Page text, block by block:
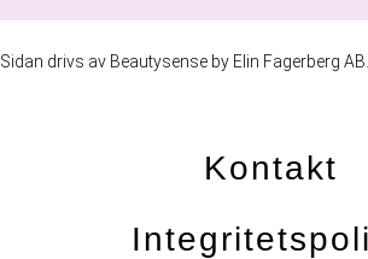
Sidan drivs av Beautysense by Elin Fagerberg AB.
Kontakt